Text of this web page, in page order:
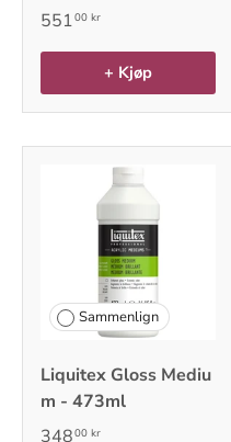
55100 kr
+ Kjøp
Sammenlign
Liquitex Gloss Mediu
m - 473ml
34800 kr